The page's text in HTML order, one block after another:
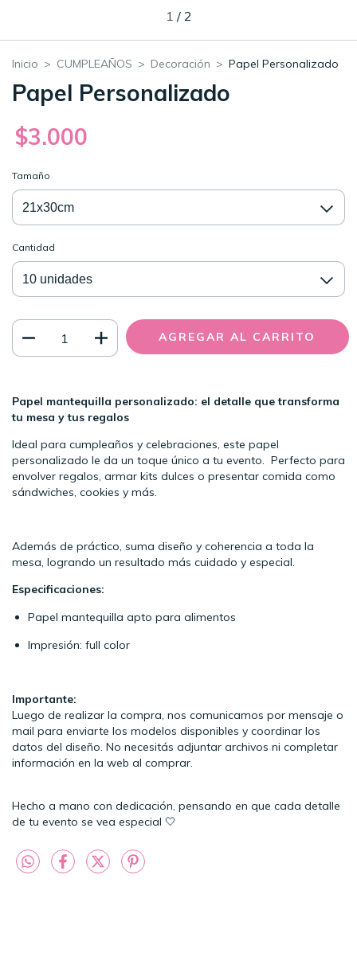
1 / 2
Inicio > CUMPLEAÑOS > Decoración > Papel Personalizado
Papel Personalizado
$3.000
Tamaño
Cantidad
Papel mantequilla personalizado: el detalle que transforma
tu mesa y tus regalos
Ideal para cumpleaños y celebraciones, este papel
personalizado le da un toque único a tu evento. Perfecto para
envolver regalos, armar kits dulces o presentar comida como
sándwiches, cookies y más.
Además de práctico, suma diseño y coherencia a toda la
mesa, logrando un resultado más cuidado y especial.
Especificaciones:
Papel mantequilla apto para alimentos
Impresión: full color
Importante:
Luego de realizar la compra, nos comunicamos por mensaje o
mail para enviarte los modelos disponibles y coordinar los
datos del diseño. No necesitás adjuntar archivos ni completar
información en la web al comprar.
Hecho a mano con dedicación, pensando en que cada detalle
de tu evento se vea especial 🤍